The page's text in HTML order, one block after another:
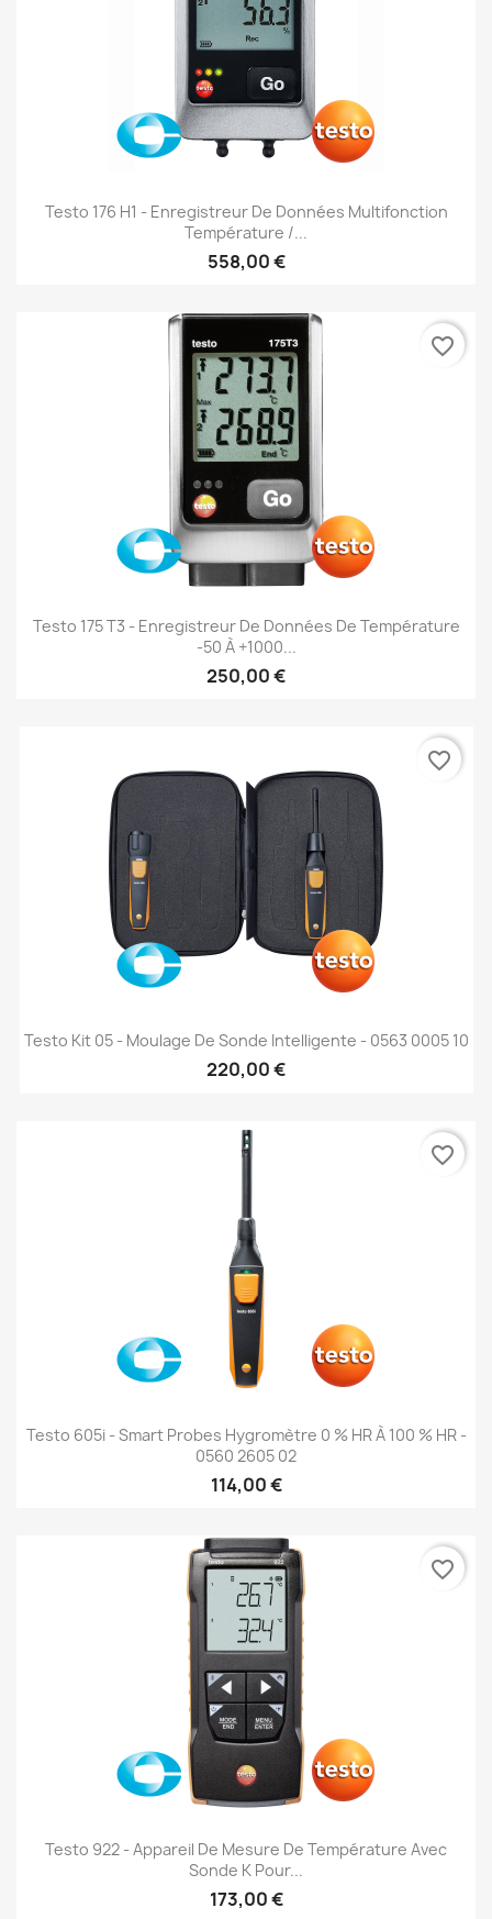
Testo 176 H1 - Enregistreur De Données Multifonction
Température /...
558,00 €
Testo 175 T3 - Enregistreur De Données De Température
-50 À +1000...
250,00 €
favorite_border
Testo Kit 05 - Moulage De Sonde Intelligente - 0563 0005 10
220,00 €
favorite_border
Testo 605i - Smart Probes Hygromètre 0 % HR À 100 % HR -
0560 2605 02
114,00 €
favorite_border
Testo 922 - Appareil De Mesure De Température Avec
Sonde K Pour...
173,00 €
favorite_border